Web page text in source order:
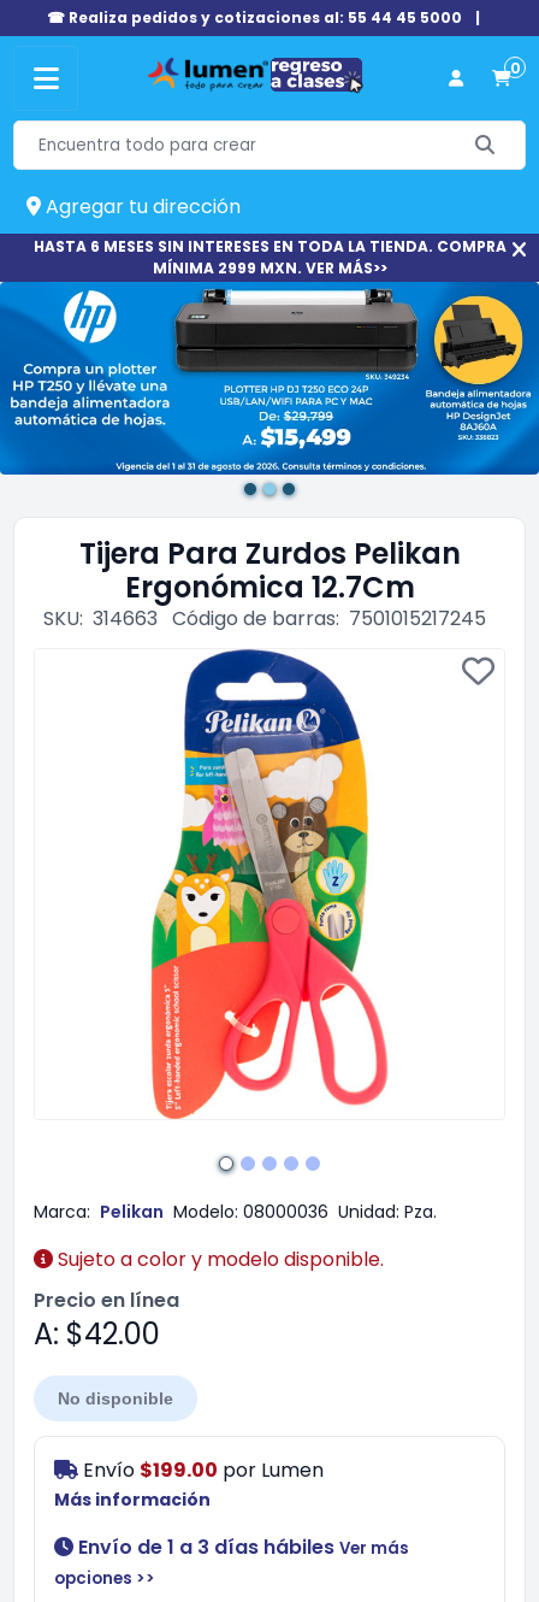
☎ Realiza pedidos y cotizaciones al: 55 44 45 5000 |
0
Agregar tu dirección
HASTA 6 MESES SIN INTERESES EN TODA LA TIENDA. COMPRA
MÍNIMA 2999 MXN. VER MÁS>>
Tijera Para Zurdos Pelikan
Ergonómica 12.7Cm
SKU: 314663 Código de barras: 7501015217245
Marca: Pelikan Modelo: 08000036 Unidad: Pza.
Sujeto a color y modelo disponible.
Precio en línea
A: $42.00
No disponible
Envío $199.00 por Lumen
Más información
Envío de 1 a 3 días hábiles Ver más
opciones >>